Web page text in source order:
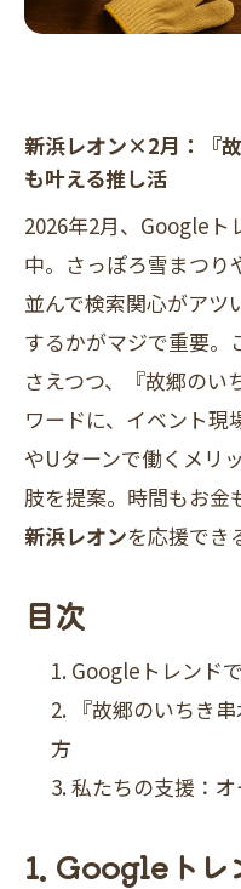
新浜レオン×2月：『
も叶える推し活
2026年2月、Googleト
中。さっぽろ雪まつり
並んで検索関心がアツ
するかがマジで重要。
さえつつ、『故郷のい
ワードに、イベント現
やUターンで働くメリ
肢を提案。時間もお金
新浜レオンを応援でき
目次
Googleトレンド
『故郷のいちき
方
私たちの支援：
1. Googleトレ